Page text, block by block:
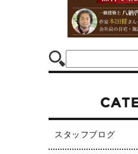
スタッフブログ